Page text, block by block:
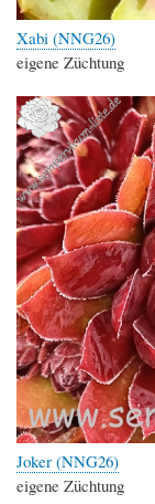
Xabi (NNG26)
eigene Züchtung
Joker (NNG26)
eigene Züchtung